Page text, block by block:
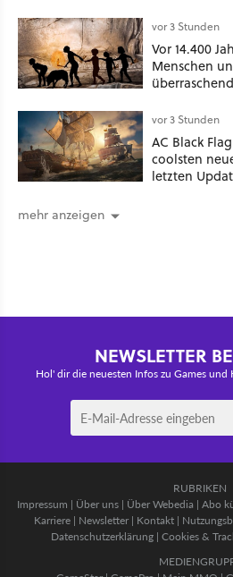
vor 3 Stunden
Vor 14.400
Menschen
Spuren für
vor 3 Stunden
AC Black
coolsten
letzten
mehr anzeigen
NEWSLETTER
Hol' dir die neuesten Infos zu Games
RUBRIKEN
Impressum | Über uns| Über Webedia | Abo
Karriere | Newsletter | Kontakt |
Datenschutzerklärung | Cookies &